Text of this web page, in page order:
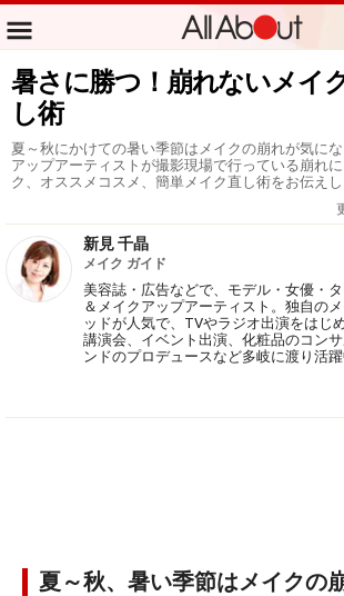
暑さに勝つ！崩れないメイ
し術
夏～秋にかけての暑い季節はメイクの崩れが気に
アップアーティストが撮影現場で行っている崩れ
ク、オススメコスメ、簡単メイク直し術をお伝えし
新見 千晶
メイク ガイド
美容誌・広告などで、モデル・女優・
＆メイクアップアーティスト。独自の
ッドが人気で、TVやラジオ出演をはじ
講演会、イベント出演、化粧品のコン
ンドのプロデュースなど多岐に渡り活躍
夏～秋、暑い季節はメイクの